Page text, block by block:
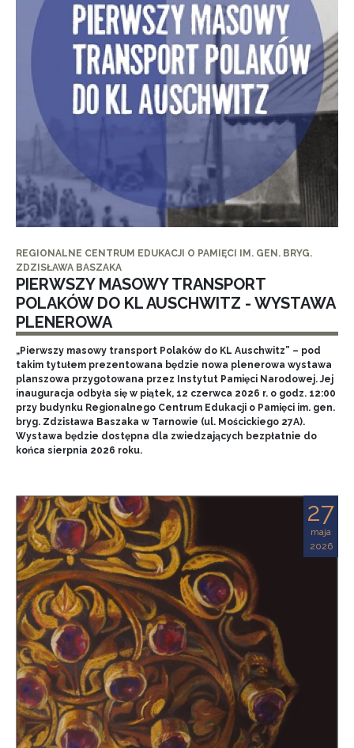
REGIONALNE CENTRUM EDUKACJI O PAMIĘCI IM. GEN. BRYG.
ZDZISŁAWA BASZAKA
PIERWSZY MASOWY TRANSPORT
POLAKÓW DO KL AUSCHWITZ - WYSTAWA
PLENEROWA
„Pierwszy masowy transport Polaków do KL Auschwitz” – pod
takim tytułem prezentowana będzie nowa plenerowa wystawa
planszowa przygotowana przez Instytut Pamięci Narodowej. Jej
inauguracja odbyła się w piątek, 12 czerwca 2026 r. o godz. 12:00
przy budynku Regionalnego Centrum Edukacji o Pamięci im. gen.
bryg. Zdzisława Baszaka w Tarnowie (ul. Mościckiego 27A).
Wystawa będzie dostępna dla zwiedzających bezpłatnie do
końca sierpnia 2026 roku.
27
maja
2026